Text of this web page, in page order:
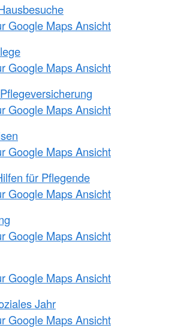
Google Maps Ansicht
Google Maps Ansicht
Google Maps Ansicht
Google Maps Ansicht
für Pflegende
Google Maps Ansicht
Google Maps Ansicht
Google Maps Ansicht
Jahr
Google Maps Ansicht